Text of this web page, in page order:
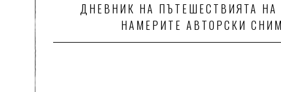
ДНЕВНИК НА ПЪТЕШЕСТВИЯТА
НАМЕРИТЕ АВТОРСКИ